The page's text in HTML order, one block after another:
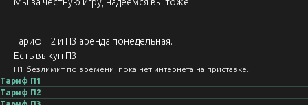
Мы за честную игру, надеемся вы тоже.
Тариф П2 и П3 аренда понедельная.
Есть выкуп П3.
П1 безлимит по времени, пока нет интернета на приставке.
Тариф П1
Тариф П2